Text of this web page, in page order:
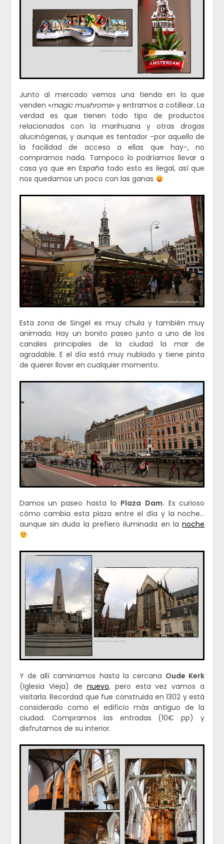
Junto al mercado vemos una tienda en la que
venden «magic mushroms» y entramos a cotillear. La
verdad es que tienen todo tipo de productos
relacionados con la marihuana y otras drogas
alucinógenas, y aunque es tentador -por aquello de
la facilidad de acceso a ellas que hay-, no
compramos nada. Tampoco lo podríamos llevar a
casa ya que en España todo esto es ilegal, así que
nos quedamos un poco con las ganas
Esta zona de Singel es muy chula y también muy
animada. Hay un bonito paseo junto a uno de los
canales principales de la ciudad la mar de
agradable. E el día está muy nublado y tiene pinta
de querer llover en cualquier momento.
Damos un paseo hasta la Plaza Dam. Es curioso
cómo cambia esta plaza entre el día y la noche…
aunque sin duda la prefiero iluminada en lanoche
Y de allí caminamos hasta la cercana Oude Kerk
(Iglesia Vieja) de nuevo, pero esta vez vamos a
visitarla. Recordad que fue construida en 1302 y está
considerado como el edificio más antiguo de la
ciudad. Compramos las entradas (10€ pp) y
disfrutamos de su interior.